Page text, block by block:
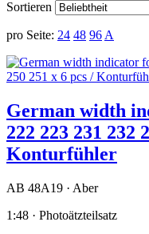
Sortieren
pro Seite: 24 48 96 A
German width
222 223 231 232
Konturfühler
AB 48A19 · Aber
1:48 · Photoätzteilsatz